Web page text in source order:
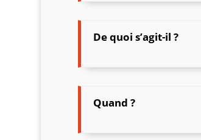
De quoi s’agit-il ?
Quand ?